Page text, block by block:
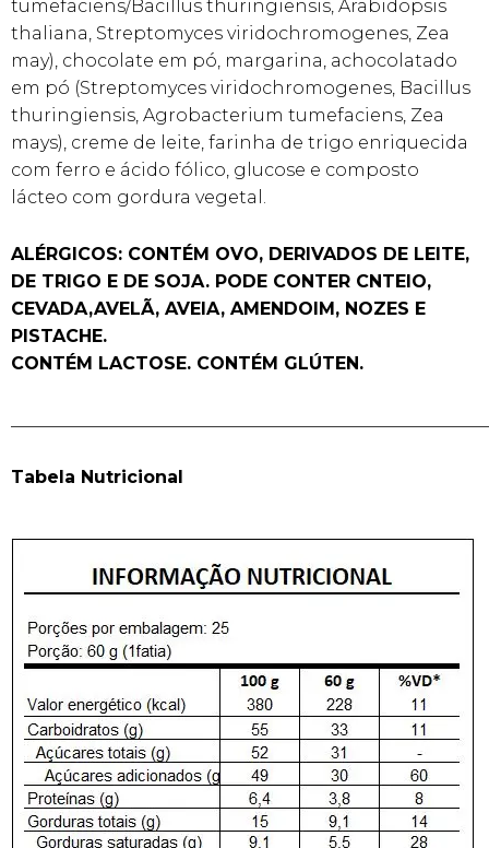
tumefaciens/Bacillus thuringiensis, Arabidopsis
thaliana, Streptomyces viridochromogenes, Zea
may), chocolate em pó, margarina, achocolatado
em pó (Streptomyces viridochromogenes, Bacillus
thuringiensis, Agrobacterium tumefaciens, Zea
mays), creme de leite, farinha de trigo enriquecida
com ferro e ácido fólico, glucose e composto
lácteo com gordura vegetal.
ALÉRGICOS: CONTÉM OVO, DERIVADOS DE LEITE,
DE TRIGO E DE SOJA. PODE CONTER CNTEIO,
CEVADA,AVELÃ, AVEIA, AMENDOIM, NOZES E
PISTACHE.
CONTÉM LACTOSE. CONTÉM GLÚTEN.
Tabela Nutricional